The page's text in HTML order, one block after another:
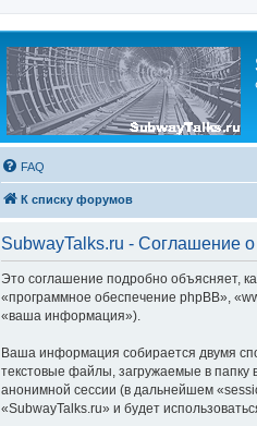
FAQ
К списку форумов
SubwayTalks.ru - Соглашение
Это соглашение подробно объясняет,
«программное обеспечение phpBB»,
«ваша информация»).
Ваша информация собирается двумя
текстовые файлы, загружаемые в
анонимной сессии (в дальнейшем
«SubwayTalks.ru» и будет